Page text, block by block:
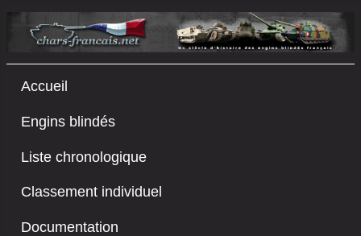
Accueil
Engins blindés
Liste chronologique
Classement individuel
Documentation